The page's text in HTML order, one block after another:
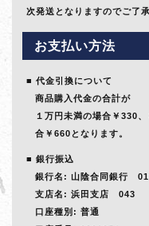
次発送となりますのでご了
お支払い方法
代金引換について
商品購入代金の合計が
１万円未満の場合￥330
合￥660となります。
銀行振込
銀行名: 山陰合同銀行
支店名: 浜田支店 043
口座種別: 普通